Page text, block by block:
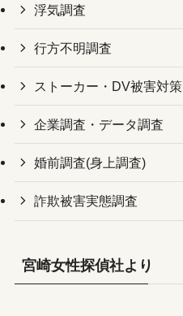
浮気調査
行方不明調査
ストーカー・DV被害対策
企業調査・データ調査
婚前調査(身上調査)
詐欺被害実態調査
宮崎女性探偵社より